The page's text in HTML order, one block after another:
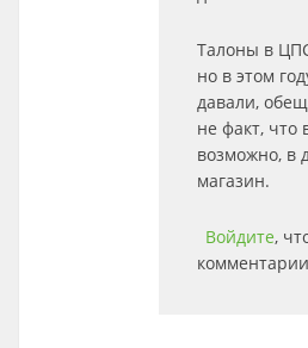
Талоны в
но в этом
давали,
не факт, что
возможно, в
магазин.
Войдите,
комментарии